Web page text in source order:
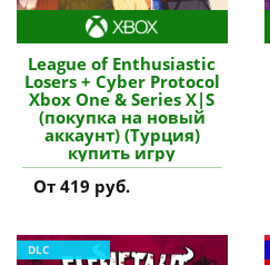
League of Enthusiastic
Losers + Cyber Protocol
Xbox One & Series X|S
(покупка на новый
аккаунт) (Турция)
купить игру
От 419 руб.
DLC